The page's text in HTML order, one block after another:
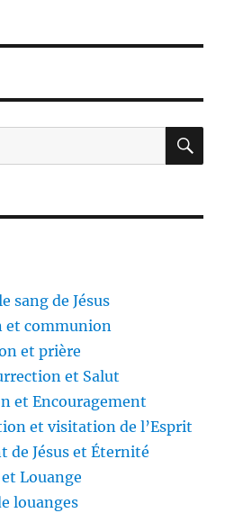
sang de Jésus
et communion
et prière
et Salut
et Encouragement
et visitation de l’Esprit
de Jésus et Éternité
Louange
louanges